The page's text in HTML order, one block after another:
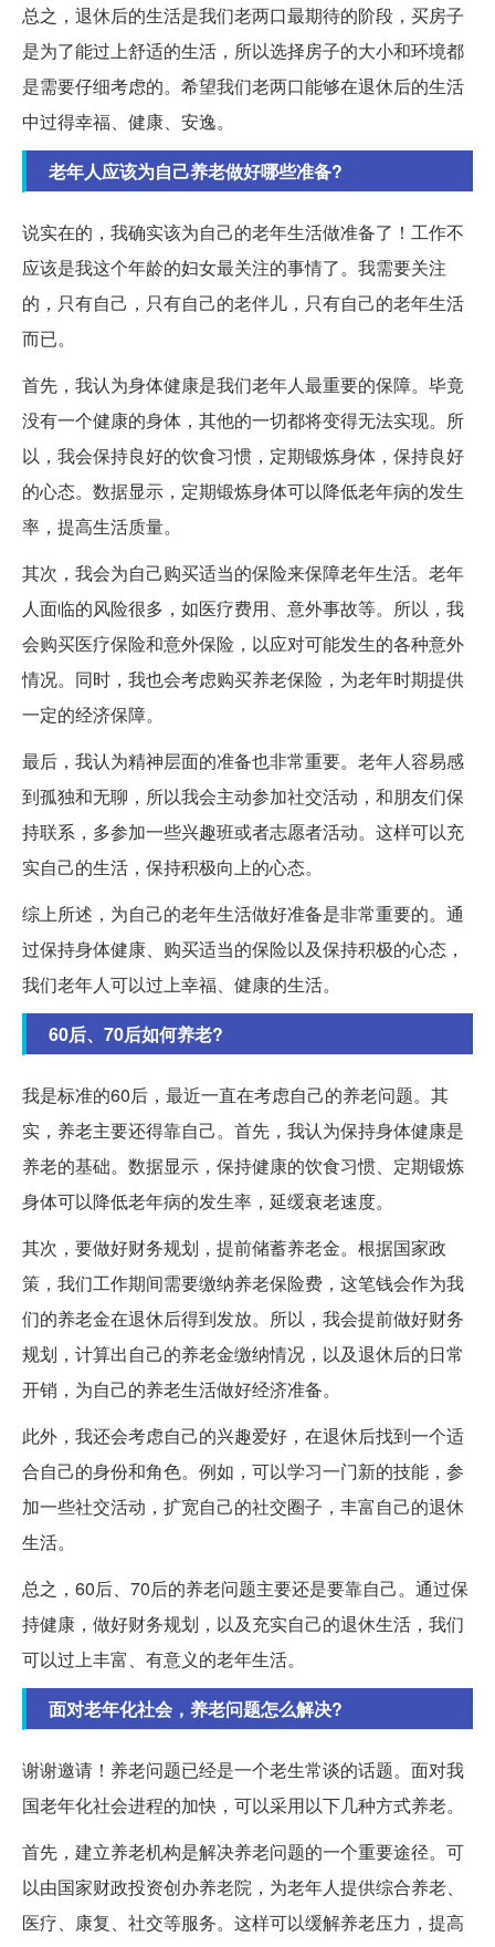
总之，退休后的生活是我们老两口最期待的阶段，买房子
是为了能过上舒适的生活，所以选择房子的大小和环境都
是需要仔细考虑的。希望我们老两口能够在退休后的生活
中过得幸福、健康、安逸。
老年人应该为自己养老做好哪些准备?
说实在的，我确实该为自己的老年生活做准备了！工作不
应该是我这个年龄的妇女最关注的事情了。我需要关注
的，只有自己，只有自己的老伴儿，只有自己的老年生活
而已。
首先，我认为身体健康是我们老年人最重要的保障。毕竟
没有一个健康的身体，其他的一切都将变得无法实现。所
以，我会保持良好的饮食习惯，定期锻炼身体，保持良好
的心态。数据显示，定期锻炼身体可以降低老年病的发生
率，提高生活质量。
其次，我会为自己购买适当的保险来保障老年生活。老年
人面临的风险很多，如医疗费用、意外事故等。所以，我
会购买医疗保险和意外保险，以应对可能发生的各种意外
情况。同时，我也会考虑购买养老保险，为老年时期提供
一定的经济保障。
最后，我认为精神层面的准备也非常重要。老年人容易感
到孤独和无聊，所以我会主动参加社交活动，和朋友们保
持联系，多参加一些兴趣班或者志愿者活动。这样可以充
实自己的生活，保持积极向上的心态。
综上所述，为自己的老年生活做好准备是非常重要的。通
过保持身体健康、购买适当的保险以及保持积极的心态，
我们老年人可以过上幸福、健康的生活。
60后、70后如何养老?
我是标准的60后，最近一直在考虑自己的养老问题。其
实，养老主要还得靠自己。首先，我认为保持身体健康是
养老的基础。数据显示，保持健康的饮食习惯、定期锻炼
身体可以降低老年病的发生率，延缓衰老速度。
其次，要做好财务规划，提前储蓄养老金。根据国家政
策，我们工作期间需要缴纳养老保险费，这笔钱会作为我
们的养老金在退休后得到发放。所以，我会提前做好财务
规划，计算出自己的养老金缴纳情况，以及退休后的日常
开销，为自己的养老生活做好经济准备。
此外，我还会考虑自己的兴趣爱好，在退休后找到一个适
合自己的身份和角色。例如，可以学习一门新的技能，参
加一些社交活动，扩宽自己的社交圈子，丰富自己的退休
生活。
总之，60后、70后的养老问题主要还是要靠自己。通过保
持健康，做好财务规划，以及充实自己的退休生活，我们
可以过上丰富、有意义的老年生活。
面对老年化社会，养老问题怎么解决?
谢谢邀请！养老问题已经是一个老生常谈的话题。面对我
国老年化社会进程的加快，可以采用以下几种方式养老。
首先，建立养老机构是解决养老问题的一个重要途径。可
以由国家财政投资创办养老院，为老年人提供综合养老、
医疗、康复、社交等服务。这样可以缓解养老压力，提高